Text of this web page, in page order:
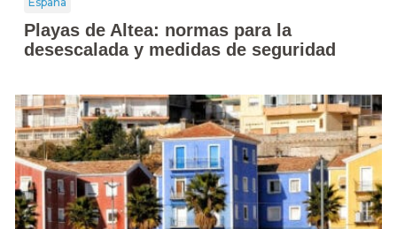
Playas de Altea: normas para la
desescalada y medidas de seguridad